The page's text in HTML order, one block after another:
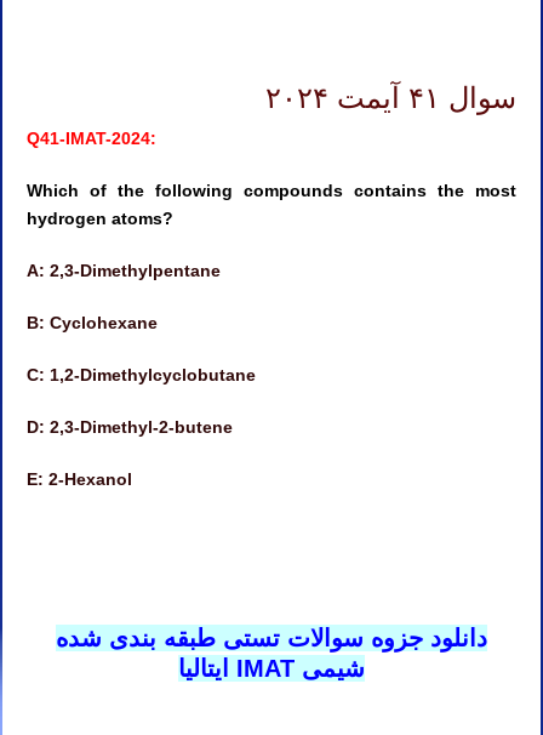
سوال ۴۱ آیمت ۲۰۲۴
Q41-IMAT-2024:
Which of the following compounds contains the most
hydrogen atoms?
A: 2,3-Dimethylpentane
B: Cyclohexane
C: 1,2-Dimethylcyclobutane
D: 2,3-Dimethyl-2-butene
E: 2-Hexanol
دانلود جزوه سوالات تستی طبقه بندی شده
شیمی IMAT ایتالیا